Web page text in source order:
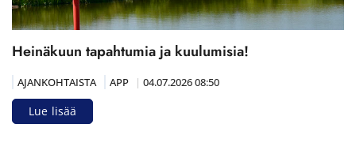
Heinäkuun tapahtumia ja kuulumisia!
AJANKOHTAISTA APP | 04.07.2026 08:50
Lue lisää